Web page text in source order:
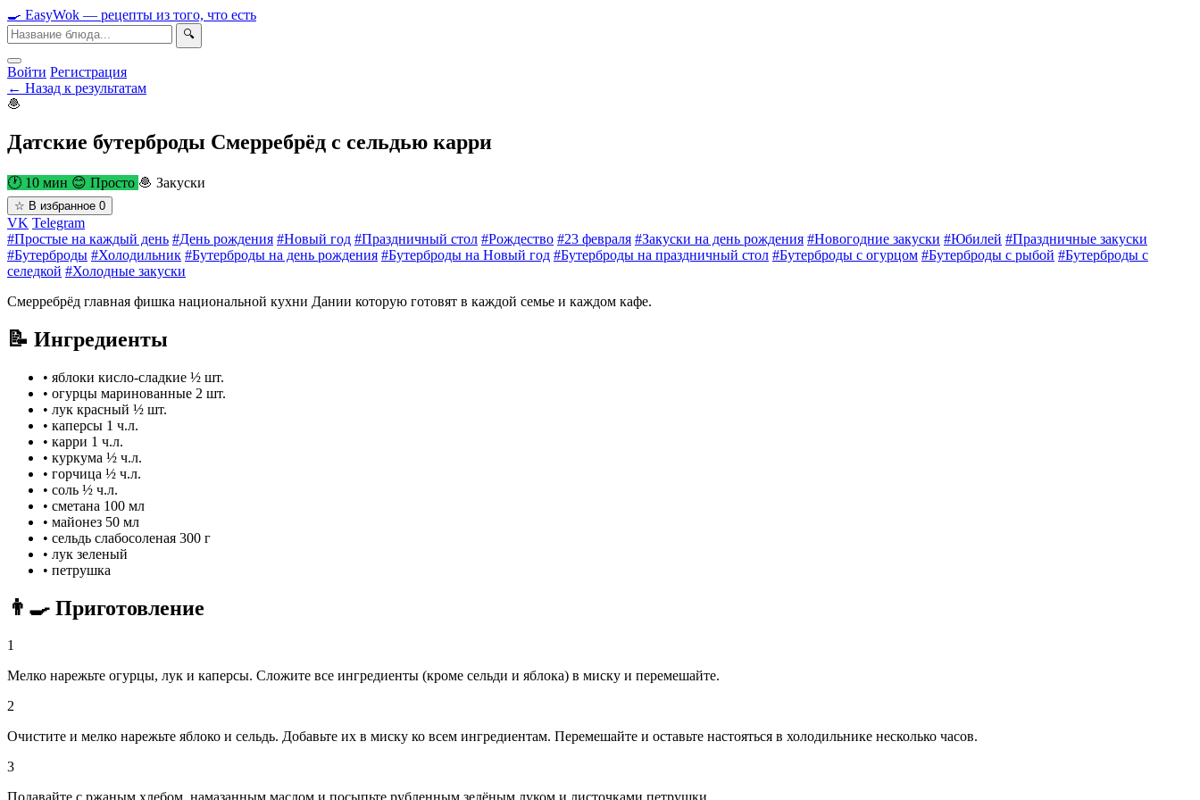
🍳 EasyWok — рецепты из того, что есть
🔍
Войти Регистрация
← Назад к результатам
🧆
Датские бутерброды Смерребрёд с сельдью карри
🕐 10 мин 😊 Просто 🧆 Закуски
☆ В избранное 0
VK Telegram
#Простые на каждый день #День рождения #Новый год #Праздничный стол #Рождество #23 февраля #Закуски на день рождения #Новогодние закуски #Юбилей #Праздничные закуски
#Бутерброды #Холодильник #Бутерброды на день рождения #Бутерброды на Новый год #Бутерброды на праздничный стол #Бутерброды с огурцом #Бутерброды с рыбой #Бутерброды с
селедкой #Холодные закуски
Смерребрёд главная фишка национальной кухни Дании которую готовят в каждой семье и каждом кафе.
📝 Ингредиенты
• яблоки кисло-сладкие ½ шт.
• огурцы маринованные 2 шт.
• лук красный ½ шт.
• каперсы 1 ч.л.
• карри 1 ч.л.
• куркума ½ ч.л.
• горчица ½ ч.л.
• соль ½ ч.л.
• сметана 100 мл
• майонез 50 мл
• сельдь слабосоленая 300 г
• лук зеленый
• петрушка
👨‍🍳 Приготовление
1
Мелко нарежьте огурцы, лук и каперсы. Сложите все ингредиенты (кроме сельди и яблока) в миску и перемешайте.
2
Очистите и мелко нарежьте яблоко и сельдь. Добавьте их в миску ко всем ингредиентам. Перемешайте и оставьте настояться в холодильнике несколько часов.
3